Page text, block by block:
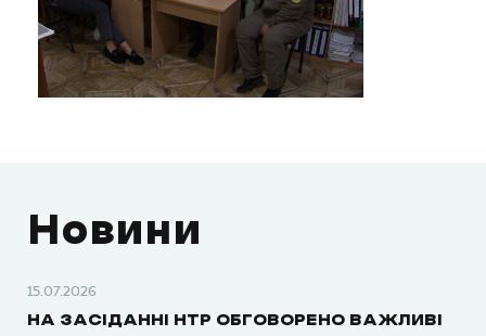
Новини
15.07.2026
НА ЗАСІДАННІ НТР ОБГОВОРЕНО ВАЖЛИВІ